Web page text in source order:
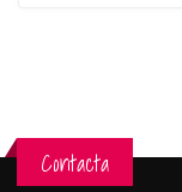
Contacta